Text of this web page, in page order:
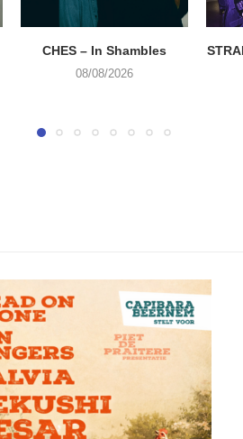
CHES – In Shambles
08/08/2026